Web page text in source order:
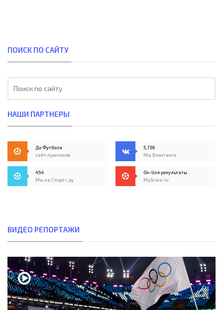
ПОИСК ПО САЙТУ
НАШИ ПАРТНЕРЫ
До Футбола
сайт прогнозов
5,700
Мы Вконтакте
454
Мы на Спортс.ру
On-line результаты
MyScore.ru
ВИДЕО РЕПОРТАЖИ